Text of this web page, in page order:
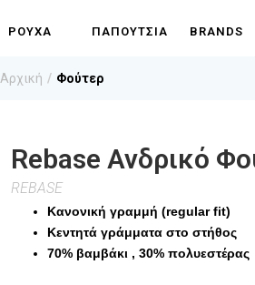
ΡΟΎΧΑ ΠΑΠΟΎΤΣΙΑ BRANDS
Αρχική Φούτερ
Rebase Ανδρικό
REBASE
Κανονική γραμμή (regular fit)
Κεντητά γράμματα στο στήθος
70% βαμβάκι , 30% πολυεστέρας